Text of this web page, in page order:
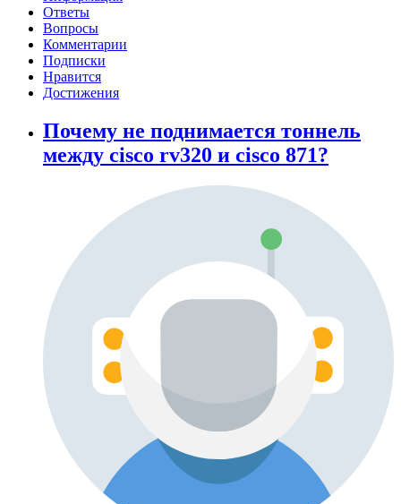
Ответы
Вопросы
Комментарии
Подписки
Нравится
Достижения
Почему не поднимается тоннель
между cisco rv320 и cisco 871?